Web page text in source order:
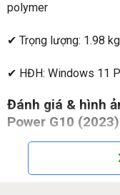
polymer
✔ Trọng lượng: 1.98 kg
✔ HĐH: Windows 11
Đánh giá & hình
Power G10
HP ZBook Power
Nâng cấp để tận